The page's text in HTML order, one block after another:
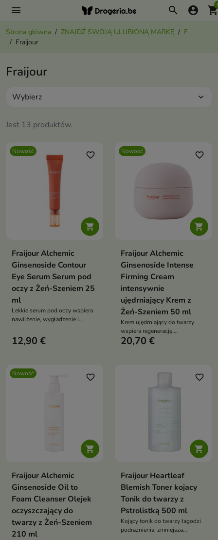
menu search account_circle
Strona główna ZNAJDŹ SWOJĄ ULUBIONĄ MARKĘ
F
Fraijour
Fraijour
Jest 13 produktów.
Wybierz expand_more
Nowość

favorite_border
Fraijour Alchemic
Ginsenoside Contour
Eye Serum Serum pod
oczy z Żeń-Szeniem 25
ml
Lekkie serum pod oczy wspiera
nawilżenie, wygładzenie i
skóry wokół oczu. Formuła z
wodą z żeń-szenia,
fermentami i hialuronianem sodu
pomaga zmniejszyć widoczność
12,90 €
Nowość

favorite_border
Fraijour Alchemic
Ginsenoside Intense
Firming Cream
intensywnie
ujędrniający Krem z
Żeń-Szeniem 50 ml
Krem ujędrniający do twarzy
wspiera regenerację,
wygładzenie i poprawę napięcia
ginsenozydami, kompleksem
peptydów, fermentami i
rozświetla i wzmacnia barierę
20,70 €
Nowość

favorite_border
Fraijour Alchemic
Ginsenoside Oil to
Foam Cleanser Olejek
oczyszczający do
twarzy z Żeń-Szeniem
210 ml

favorite_border
Fraijour Heartleaf
Blemish Toner kojacy
Tonik do twarzy z
Pstrolistką 500 ml
Kojący tonik do twarzy łagodzi
podrażnienia, zmniejsza